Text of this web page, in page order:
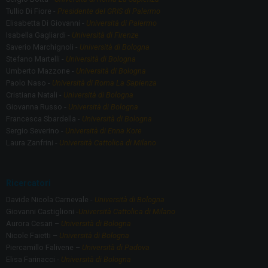
Tullio Di Fiore - Presidente del GRIS di Palermo
Elisabetta Di Giovanni - Università di Palermo
Isabella Gagliardi - Università di Firenze
Saverio Marchignoli - Università di Bologna
Stefano Martelli - Università di Bologna
Umberto Mazzone - Università di Bologna
Paolo Naso - Università di Roma La Sapienza
Cristiana Natali - Università di Bologna
Giovanna Russo - Università di Bologna
Francesca Sbardella - Università di Bologna
Sergio Severino - Università di Enna Kore
Laura Zanfrini - Università Cattolica di Milano
Davide Nicola Carnevale - Università di Bologna
Giovanni Castiglioni -Università Cattolica di Milano
Aurora Cesari – Università di Bologna
Nicole Faietti – Università di Bologna
Piercamillo Falivene – Università di Padova
Elisa Farinacci - Università di Bologna